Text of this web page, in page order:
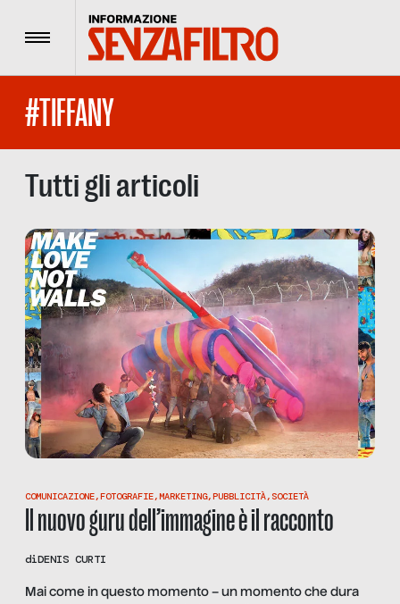
Menu
#TIFFANY
Tutti gli articoli
COMUNICAZIONE,FOTOGRAFIE,MARKETING,PUBBLICITÀ, SOCIETÀ
Il nuovo guru dell’immagine è il racconto
diDENIS CURTI
Mai come in questo momento – un momento che dura